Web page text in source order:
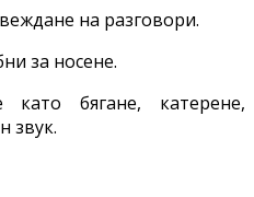
на разговори.
за носене.
като бягане, катерене,
звук.